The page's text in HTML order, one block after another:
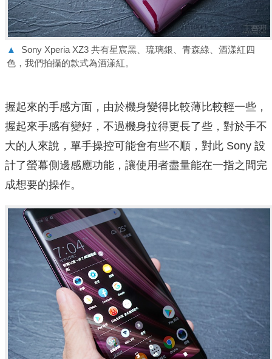
▲
Sony Xperia XZ3 共有星宸黑、琉璃銀、青森綠、酒漾紅四
色，我們拍攝的款式為酒漾紅。
握起來的手感方面，由於機身變得比較薄比較輕一些，
握起來手感有變好，不過機身拉得更長了些，對於手不
大的人來說，單手操控可能會有些不順，對此 Sony 設
計了螢幕側邊感應功能，讓使用者盡量能在一指之間完
成想要的操作。